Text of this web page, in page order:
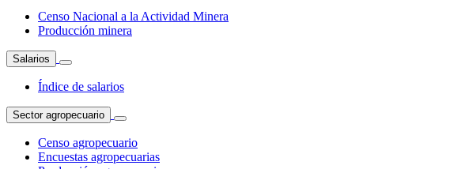
Censo Nacional a la Actividad Minera
Producción minera
Salarios
Índice de salarios
Sector agropecuario
Censo agropecuario
Encuestas agropecuarias